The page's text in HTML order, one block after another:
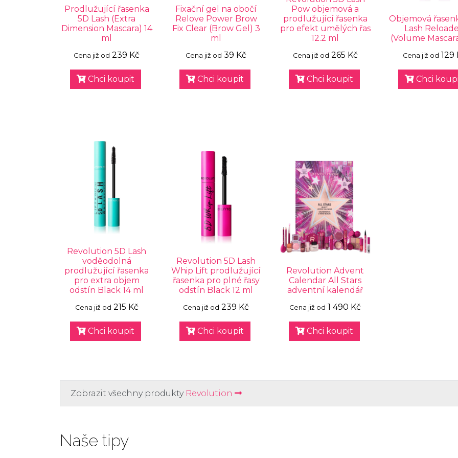
Prodlužující řasenka
5D Lash (Extra
Dimension Mascara) 14
ml
Cena již od 239 Kč
Chci koupit
Fixační gel na obočí
Relove Power Brow
Fix Clear (Brow Gel) 3
ml
Cena již od 39 Kč
Chci koupit
Pow objemová a
prodlužující řasenka
pro efekt umělých řas
12.2 ml
Cena již od 265 Kč
Chci koupit
Objemová
Lash
(Volume
Cena již od 129
Chci
Revolution 5D Lash
voděodolná
prodlužující řasenka
pro extra objem
odstín Black 14 ml
Cena již od 215 Kč
Chci koupit
Revolution 5D Lash
Whip Lift prodlužující
řasenka pro plné řasy
odstín Black 12 ml
Cena již od 239 Kč
Chci koupit
Revolution Advent
Calendar All Stars
adventní kalendář
Cena již od 1 490 Kč
Chci koupit
Zobrazit všechny produkty Revolution
Naše tipy